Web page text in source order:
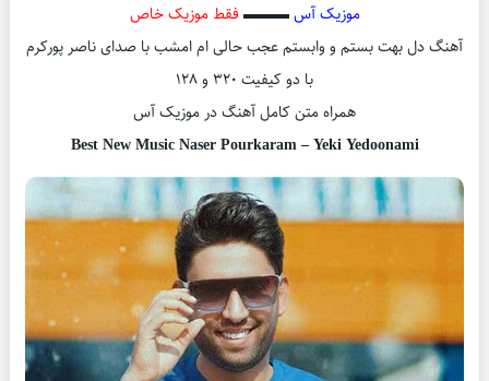
موزیک آس▬▬▬ فقط موزیک خاص
آهنگ دل بهت بستم و وابستم عجب حالی ام امشب با صدای ناصر پورکرم
با دو کیفیت 320 و 128
همراه متن کامل آهنگ در موزیک آس
Best New Music Naser Pourkaram – Yeki Yedoonami